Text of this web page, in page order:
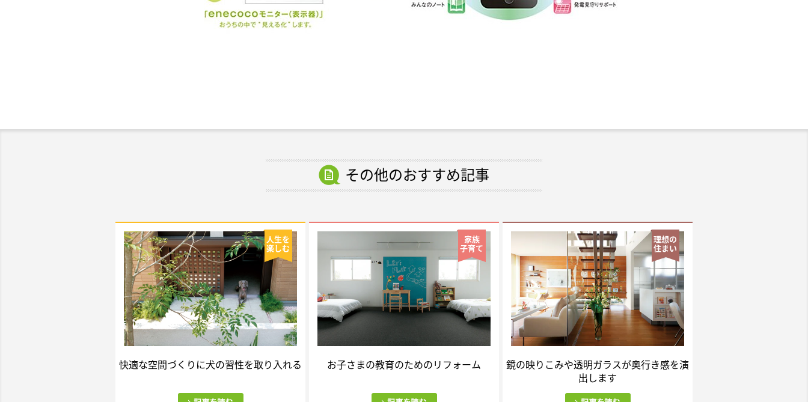
その他のおすすめ記事
人生を
楽しむ
快適な空間づくりに犬の習性を取り入れる
家族
子育て
お子さまの教育のためのリフォーム
理想の
住まい
鏡の映りこみや透明ガラスが奥行き感を演
出します